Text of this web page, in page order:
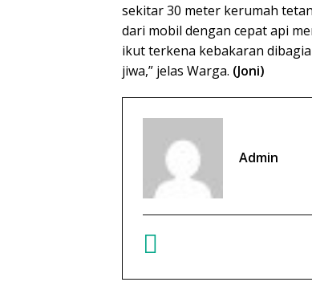
sekitar 30 meter kerumah
dari mobil dengan cepat api
ikut terkena kebakaran
jiwa,” jelas Warga. (Joni)
Admin